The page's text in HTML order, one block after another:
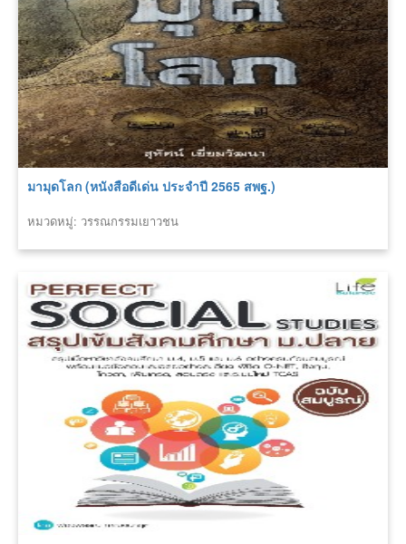
มามุดโลก (หนังสือดีเด่น ประจำปี 2565 สพฐ.)
หมวดหมู่: วรรณกรรมเยาวชน